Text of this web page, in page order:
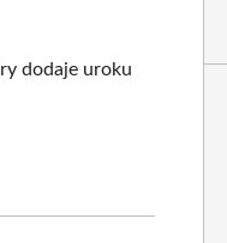
dodaje uroku